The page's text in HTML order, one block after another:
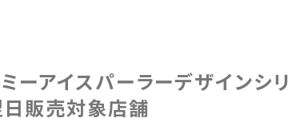
ミーアイスパーラーデザインシリ
日販売対象店舗